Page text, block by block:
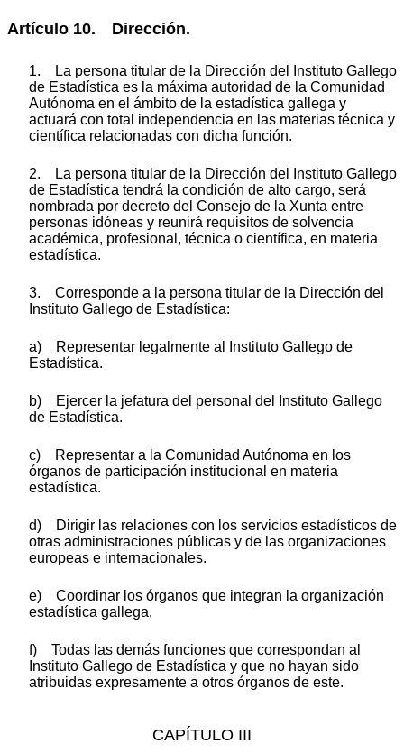
Artículo 10. Dirección.
1. La persona titular de la Dirección del Instituto Gallego
de Estadística es la máxima autoridad de la Comunidad
Autónoma en el ámbito de la estadística gallega y
actuará con total independencia en las materias técnica y
científica relacionadas con dicha función.
2. La persona titular de la Dirección del Instituto Gallego
de Estadística tendrá la condición de alto cargo, será
nombrada por decreto del Consejo de la Xunta entre
personas idóneas y reunirá requisitos de solvencia
académica, profesional, técnica o científica, en materia
estadística.
3. Corresponde a la persona titular de la Dirección del
Instituto Gallego de Estadística:
a) Representar legalmente al Instituto Gallego de
Estadística.
b) Ejercer la jefatura del personal del Instituto Gallego
de Estadística.
c) Representar a la Comunidad Autónoma en los
órganos de participación institucional en materia
estadística.
d) Dirigir las relaciones con los servicios estadísticos de
otras administraciones públicas y de las organizaciones
europeas e internacionales.
e) Coordinar los órganos que integran la organización
estadística gallega.
f) Todas las demás funciones que correspondan al
Instituto Gallego de Estadística y que no hayan sido
atribuidas expresamente a otros órganos de este.
CAPÍTULO III